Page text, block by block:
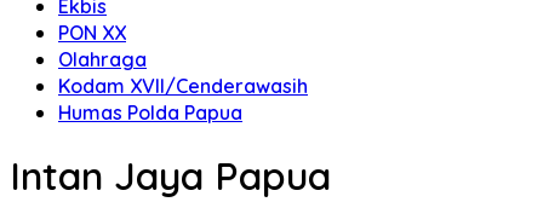
Ekbis
PON XX
Olahraga
Kodam XVII/Cenderawasih
Humas Polda Papua
Intan Jaya Papua